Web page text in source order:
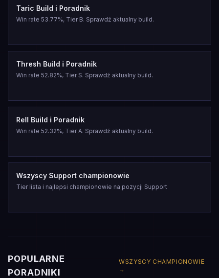
Taric Build i Poradnik
Win rate 53.77%, Tier B. Sprawdź aktualny build.
Thresh Build i Poradnik
Win rate 52.82%, Tier S. Sprawdź aktualny build.
Rell Build i Poradnik
Win rate 52.32%, Tier A. Sprawdź aktualny build.
Wszyscy Support championowie
Tier lista i najlepsi championowie na pozycji Support
POPULARNE
PORADNIKI
WSZYSCY CHAMPIONOWIE
→